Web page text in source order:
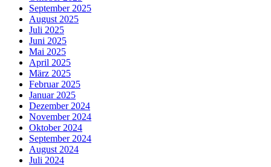
September 2025
August 2025
Juli 2025
Juni 2025
Mai 2025
April 2025
März 2025
Februar 2025
Januar 2025
Dezember 2024
November 2024
Oktober 2024
September 2024
August 2024
Juli 2024